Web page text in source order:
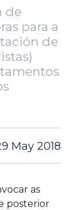
de
para a
de
May 2018
as
posterior